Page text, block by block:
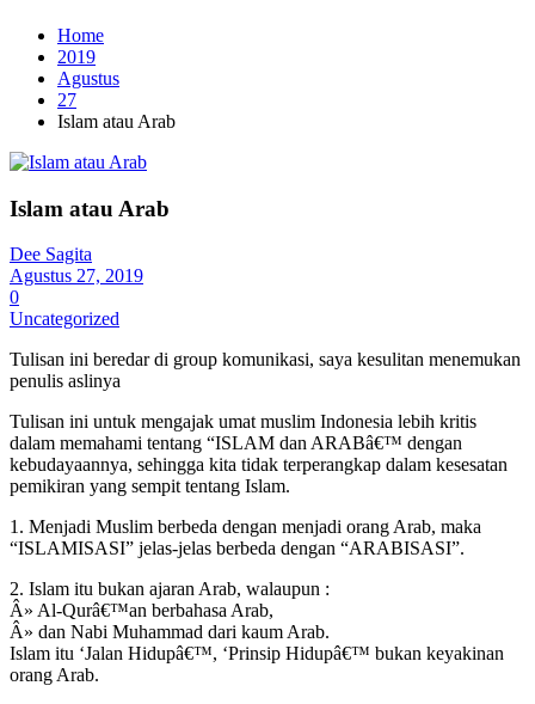
Home
2019
Agustus
27
Islam atau Arab
Islam atau Arab
Dee Sagita
Agustus 27, 2019
0
Uncategorized
Tulisan ini beredar di group komunikasi, saya kesulitan menemukan
penulis aslinya
Tulisan ini untuk mengajak umat muslim Indonesia lebih kritis
dalam memahami tentang “ISLAM dan ARABâ€™ dengan
kebudayaannya, sehingga kita tidak terperangkap dalam kesesatan
pemikiran yang sempit tentang Islam.
1. Menjadi Muslim berbeda dengan menjadi orang Arab, maka
“ISLAMISASI” jelas-jelas berbeda dengan “ARABISASI”.
2. Islam itu bukan ajaran Arab, walaupun :
Â» Al-Qurâ€™an berbahasa Arab,
Â» dan Nabi Muhammad dari kaum Arab.
Islam itu ‘Jalan Hidupâ€™, ‘Prinsip Hidupâ€™ bukan keyakinan
orang Arab.